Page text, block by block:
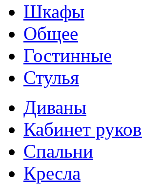
Шкафы
Общее
Гостинные
Стулья
Диваны
Кабинет
Спальни
Кресла